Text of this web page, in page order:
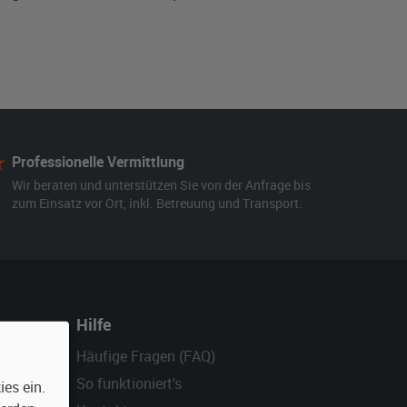
Professionelle Vermittlung
Wir beraten und unterstützen Sie von der Anfrage bis
zum Einsatz vor Ort, inkl. Betreuung und Transport.
Hilfe
Häufige Fragen (FAQ)
So funktioniert's
ein.